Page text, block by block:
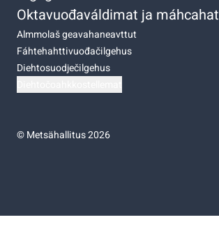
Oktavuođaváldimat ja máhcahat
Almmolaš geavahaneavttut
Fáhtehahttivuođačilgehus
Diehtosuodječilgehus
©Metsähallitus 2026